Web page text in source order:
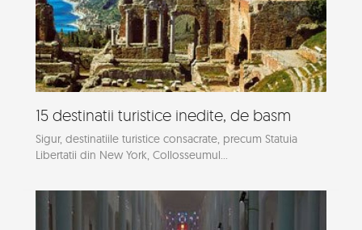
15 destinatii turistice inedite, de basm
Sigur, destinatiile turistice consacrate, precum Statuia
Libertatii din New York, Collosseumul...